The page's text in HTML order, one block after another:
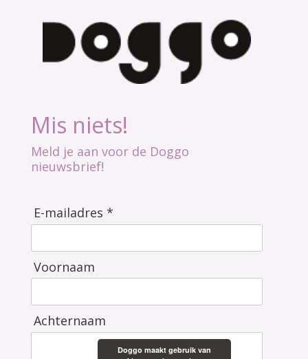
Mis niets!
Meld je aan voor de Doggo
nieuwsbrief!
E-mailadres *
Voornaam
Achternaam
Doggo maakt gebruik van